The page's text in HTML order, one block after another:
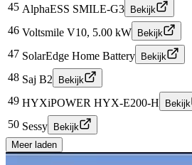
45 AlphaESS SMILE-G3 Bekijk
46 Voltsmile V10, 5.00 kW Bekijk
47 SolarEdge Home Battery Bekijk
48 Saj B2 Bekijk
49 HYXiPOWER HYX-E200-H Bekijk
50 Sessy Bekijk
Meer laden